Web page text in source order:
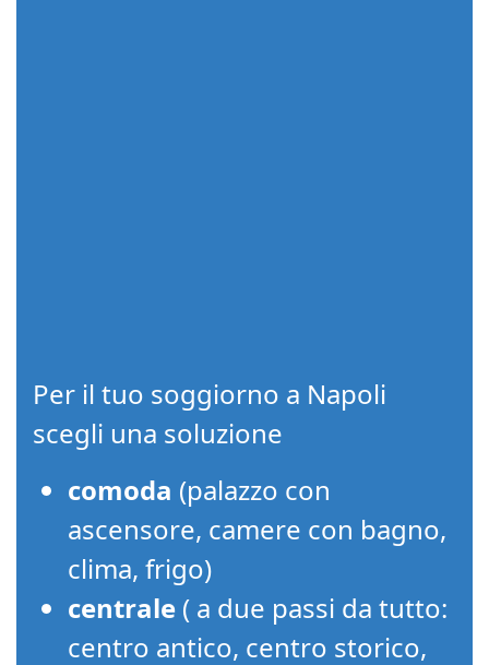
Per il tuo soggiorno a Napoli
scegli una soluzione
comoda (palazzo con
ascensore, camere con bagno,
clima, frigo)
centrale ( a due passi da tutto:
centro antico, centro storico,